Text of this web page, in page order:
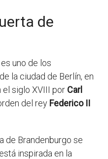
de
uno de los
la ciudad de Berlín, en
el siglo XVIII por Carl
del rey Federico II
de Brandenburgo se
inspirada en la